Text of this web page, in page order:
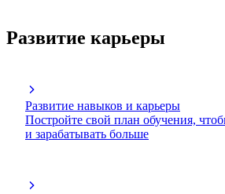
Развитие карьеры
Развитие навыков и карьеры
Постройте свой план обучения,
и зарабатывать больше